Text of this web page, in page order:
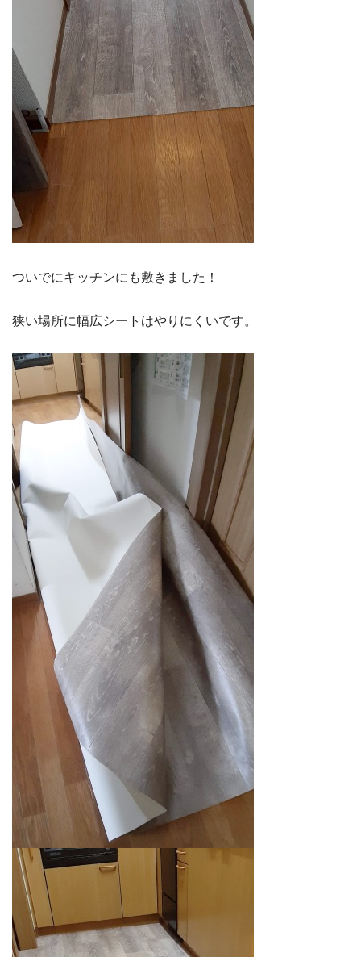
ついでにキッチンにも敷きました！
狭い場所に幅広シートはやりにくいです。